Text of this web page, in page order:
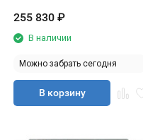
(трехсекционный)
255 830 ₽
В наличии
Можно забрать сегодня
В корзину